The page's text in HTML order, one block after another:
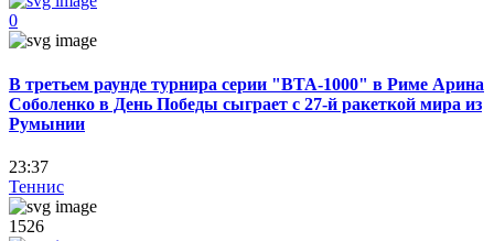
0
В третьем раунде турнира серии "ВТА-1000" в Риме Арина
Соболенко в День Победы сыграет с 27-й ракеткой мира из
Румынии
23:37
Теннис
1526